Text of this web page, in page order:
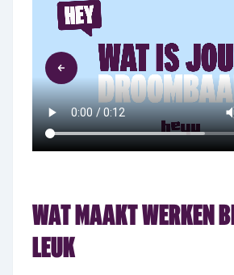
of
7
WAT MAAKT WERKEN
LEUK